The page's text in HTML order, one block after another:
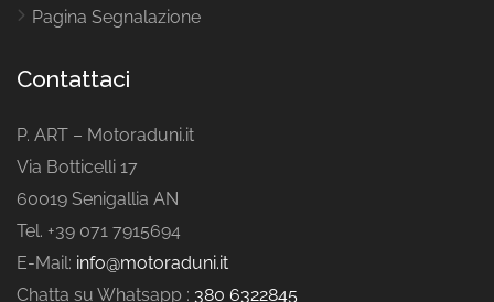
Pagina Segnalazione
Contattaci
P. ART – Motoraduni.it
Via Botticelli 17
60019 Senigallia AN
Tel. +39 071 7915694
E-Mail: info@motoraduni.it
Chatta su Whatsapp : 380 6322845